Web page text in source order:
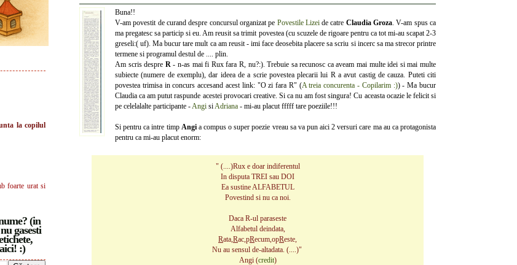
Buna!!
V-am povestit de curand despre concursul organizat pe Povestile Lizeide catre Claudia Groza. V-am spus ca
ma pregatesc sa particip si eu. Am reusit sa trimit povestea (cu scuzele de rigoare pentru ca tot mi-au scapat 2-3
greseli:( uf). Ma bucur tare mult ca am reusit - imi face deosebita placere sa scriu si incerc sa ma strecor printre
termene si programul destul de .... plin.
Am scris despre R- n-as mai fi Rux fara R, nu?:). Trebuie sa recunosc ca aveam mai multe idei si mai multe
subiecte (numere de exemplu), dar ideea de a scrie povestea plecarii lui R a avut castig de cauza. Puteti citi
povestea trimisa in concurs accesand acest link: "O zi fara R" (A treia concurenta - Copilarim :)) - Ma bucur
Claudia ca am putut raspunde acestei provocari creative. Si ca nu am fost singura! Cu aceasta ocazie le felicit si
pe celelalalte participante -Angi siAdriana - mi-au placut fffff tare poeziile!!!
Si pentru ca intre timp Angia compus o super poezie vreau sa va pun aici 2 versuri care ma au ca protagonista
pentru ca mi-au placut enorm:
" (....)Rux e doar indiferentul
In disputa TREI sau DOI
Ea sustine ALFABETUL
Povestind si nu ca noi.
Daca R-ul paraseste
Alfabetul deindata,
Rata,Rac,pRecum,opReste,
Nu au sensul de-altadata. (....)"
Angi (credit)
la copilul
foarte urat si
(in
gasesti
:)